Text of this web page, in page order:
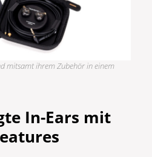
mitsamt ihrem Zubehör in einem
In-Ears mit